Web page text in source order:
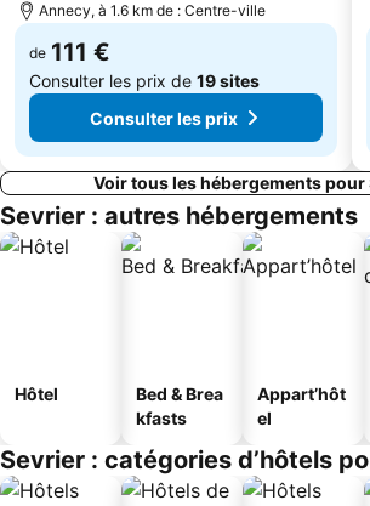
Plage Municipale
Aéroport de
Annecy, à 1.6 km de : Centre-ville
de 111 €
Consulter les prix de 19 sites
Consulter les prix
Voir tous les hébergements pour
Sevrier : autres hébergements
Hôtel
Bed & Brea
kfasts
Appart’hôt
el
Sevrier : catégories d’hôtels